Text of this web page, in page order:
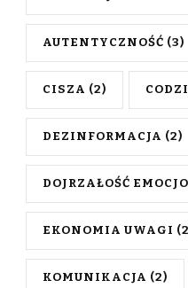
AUTENTYCZNOŚĆ (3)
CISZA (2)
DEZINFORMACJA (2)
DOJRZAŁOŚĆ
EKONOMIA UWAGI
KOMUNIKACJA (2)